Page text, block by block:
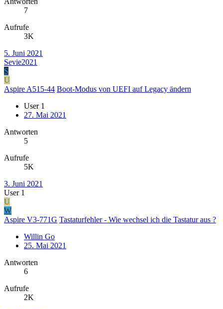
7
Aufrufe
3K
5. Juni 2021
Sevie2021
S
U
Aspire A515-44 Boot-Modus von UEFI auf Legacy ändern
User 1
27. Mai 2021
Antworten
5
Aufrufe
5K
3. Juni 2021
User 1
U
W
Aspire V3-771G Tastaturfehler - Wie wechsel ich die Tastatur aus ?
Willin Go
25. Mai 2021
Antworten
6
Aufrufe
2K